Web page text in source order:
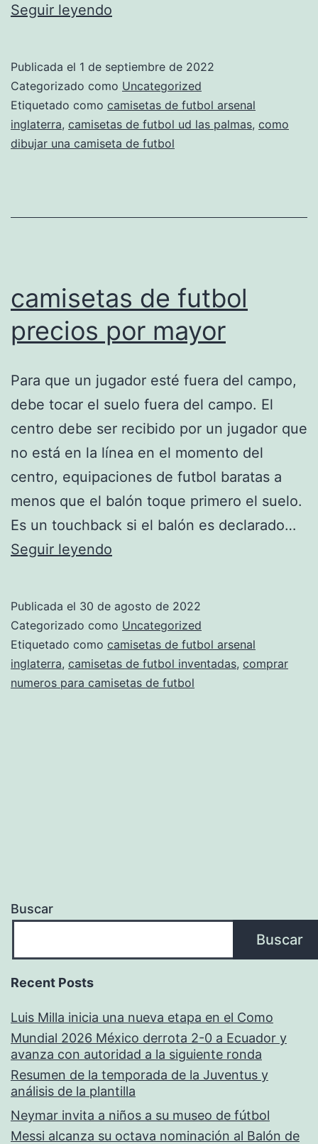
Seguir leyendo
sovietica
Publicada el 1 de septiembre de 2022
Categorizado como Uncategorized
Etiquetado como camisetas de futbol arsenal
inglaterra, camisetas de futbol ud las palmas, como
dibujar una camiseta de futbol
camisetas de futbol
precios por mayor
Para que un jugador esté fuera del campo,
debe tocar el suelo fuera del campo. El
centro debe ser recibido por un jugador que
no está en la línea en el momento del
centro, equipaciones de futbol baratas a
menos que el balón toque primero el suelo.
Es un touchback si el balón es declarado…
Seguir leyendo
precios
por
mayor
Publicada el 30 de agosto de 2022
Categorizado como Uncategorized
Etiquetado como camisetas de futbol arsenal
inglaterra, camisetas de futbol inventadas, comprar
numeros para camisetas de futbol
Buscar
Buscar
Recent Posts
Luis Milla inicia una nueva etapa en el Como
Mundial 2026 México derrota 2-0 a Ecuador y
avanza con autoridad a la siguiente ronda
Resumen de la temporada de la Juventus y
análisis de la plantilla
Neymar invita a niños a su museo de fútbol
Messi alcanza su octava nominación al Balón de